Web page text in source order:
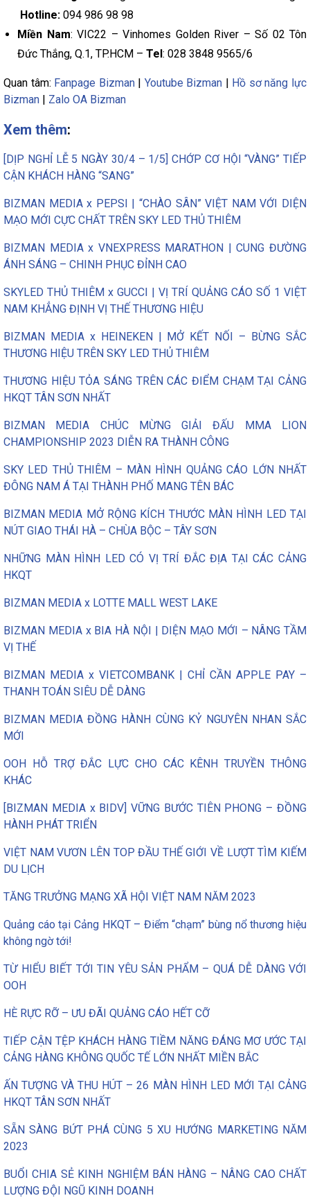
Hotline: 094 986 98 98
Miền Nam: VIC22 – Vinhomes Golden River – Số 02 Tôn
Đức Thắng, Q.1, TP.HCM – Tel: 028 3848 9565/6
Quan tâm: Fanpage Bizman| Youtube Bizman | Hồ sơ năng lực
Bizman | Zalo OA Bizman
Xem thêm:
[DỊP NGHỈ LỄ 5 NGÀY 30/4 – 1/5] CHỚP CƠ HỘI “VÀNG” TIẾP
CẬN KHÁCH HÀNG “SANG”
BIZMAN MEDIA x PEPSI | “CHÀO SÂN” VIỆT NAM VỚI DIỆN
MẠO MỚI CỰC CHẤT TRÊN SKY LED THỦ THIÊM
BIZMAN MEDIA x VNEXPRESS MARATHON | CUNG ĐƯỜNG
ÁNH SÁNG – CHINH PHỤC ĐỈNH CAO
SKYLED THỦ THIÊM x GUCCI | VỊ TRÍ QUẢNG CÁO SỐ 1 VIỆT
NAM KHẲNG ĐỊNH VỊ THẾ THƯƠNG HIỆU
BIZMAN MEDIA x HEINEKEN | MỞ KẾT NỐI – BỪNG SẮC
THƯƠNG HIỆU TRÊN SKY LED THỦ THIÊM
THƯƠNG HIỆU TỎA SÁNG TRÊN CÁC ĐIỂM CHẠM TẠI CẢNG
HKQT TÂN SƠN NHẤT
BIZMAN MEDIA CHÚC MỪNG GIẢI ĐẤU MMA LION
CHAMPIONSHIP 2023 DIỄN RA THÀNH CÔNG
SKY LED THỦ THIÊM – MÀN HÌNH QUẢNG CÁO LỚN NHẤT
ĐÔNG NAM Á TẠI THÀNH PHỐ MANG TÊN BÁC
BIZMAN MEDIA MỞ RỘNG KÍCH THƯỚC MÀN HÌNH LED TẠI
NÚT GIAO THÁI HÀ – CHÙA BỘC – TÂY SƠN
NHỮNG MÀN HÌNH LED CÓ VỊ TRÍ ĐẮC ĐỊA TẠI CÁC CẢNG
HKQT
BIZMAN MEDIA x LOTTE MALL WEST LAKE
BIZMAN MEDIA x BIA HÀ NỘI | DIỆN MẠO MỚI – NÂNG TẦM
VỊ THẾ
BIZMAN MEDIA x VIETCOMBANK | CHỈ CẦN APPLE PAY –
THANH TOÁN SIÊU DỄ DÀNG
BIZMAN MEDIA ĐỒNG HÀNH CÙNG KỶ NGUYÊN NHAN SẮC
MỚI
OOH HỖ TRỢ ĐẮC LỰC CHO CÁC KÊNH TRUYỀN THÔNG
KHÁC
[BIZMAN MEDIA x BIDV] VỮNG BƯỚC TIÊN PHONG – ĐỒNG
HÀNH PHÁT TRIỂN
VIỆT NAM VƯƠN LÊN TOP ĐẦU THẾ GIỚI VỀ LƯỢT TÌM KIẾM
DU LỊCH
TĂNG TRƯỞNG MẠNG XÃ HỘI VIỆT NAM NĂM 2023
Quảng cáo tại Cảng HKQT – Điểm “chạm” bùng nổ thương hiệu
không ngờ tới!
TỪ HIỂU BIẾT TỚI TIN YÊU SẢN PHẨM – QUÁ DỄ DÀNG VỚI
OOH
HÈ RỰC RỠ – ƯU ĐÃI QUẢNG CÁO HẾT CỠ
TIẾP CẬN TỆP KHÁCH HÀNG TIỀM NĂNG ĐÁNG MƠ ƯỚC TẠI
CẢNG HÀNG KHÔNG QUỐC TẾ LỚN NHẤT MIỀN BẮC
ẤN TƯỢNG VÀ THU HÚT – 26 MÀN HÌNH LED MỚI TẠI CẢNG
HKQT TÂN SƠN NHẤT
SẴN SÀNG BỨT PHÁ CÙNG 5 XU HƯỚNG MARKETING NĂM
2023
BUỔI CHIA SẺ KINH NGHIỆM BÁN HÀNG – NÂNG CAO CHẤT
LƯỢNG ĐỘI NGŨ KINH DOANH